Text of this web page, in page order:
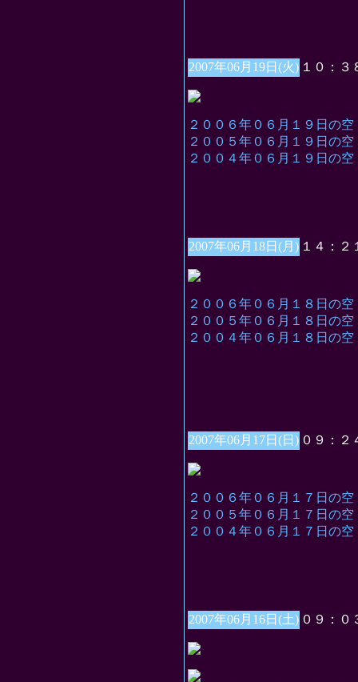
2007年06月19日(火) １０：３
２００６年０６月１９日の空
２００５年０６月１９日の空
２００４年０６月１９日の空
2007年06月18日(月) １４：２
２００６年０６月１８日の空
２００５年０６月１８日の空
２００４年０６月１８日の空
2007年06月17日(日) ０９：２
２００６年０６月１７日の空
２００５年０６月１７日の空
２００４年０６月１７日の空
2007年06月16日(土) ０９：０